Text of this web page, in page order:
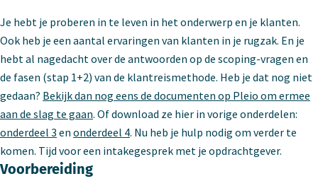
Je hebt je proberen in te leven in het onderwerp en je klanten.
Ook heb je een aantal ervaringen van klanten in je rugzak. En je
hebt al nagedacht over de antwoorden op de scoping-vragen en
de fasen (stap 1+2) van de klantreismethode. Heb je dat nog niet
gedaan? Bekijk dan nog eens de documenten op Pleio om ermee
aan de slag te gaan. Of download ze hier in vorige onderdelen:
onderdeel 3 en onderdeel 4. Nu heb je hulp nodig om verder te
komen. Tijd voor een intakegesprek met je opdrachtgever.
Voorbereiding